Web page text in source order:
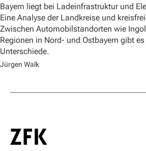
Bayern liegt bei Ladeinfrastruktur und
Eine Analyse der Landkreise und
Zwischen Automobilstandorten wie
Regionen in Nord- und Ostbayern gibt
Unterschiede.
Jürgen Walk